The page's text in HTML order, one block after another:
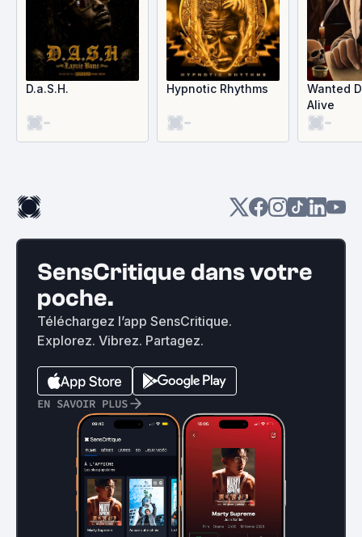
D.a.S.H.
-
Hypnotic Rhythms
-
Wanted
Alive
-
SensCritique dans votre
poche.
Téléchargez l’app SensCritique.
Explorez. Vibrez. Partagez.
EN SAVOIR PLUS